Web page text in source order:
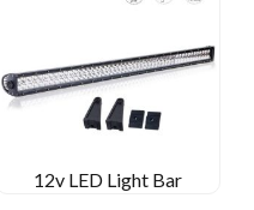
12v LED Light Bar